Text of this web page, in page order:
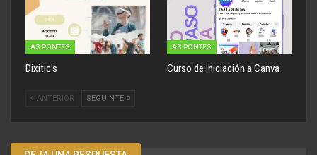
AS PONTES
Dixitic’s
AS PONTES
Curso de iniciación a Canva
ANTERIOR SEGUINTE